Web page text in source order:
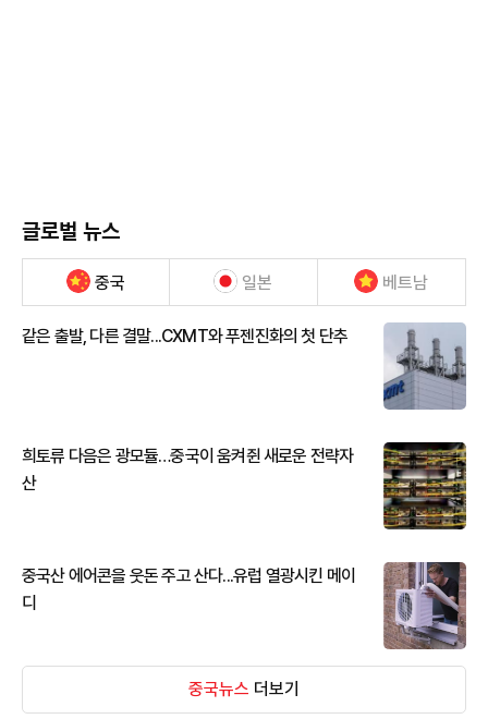
글로벌 뉴스
중국 일본 베트남
같은 출발, 다른 결말...CXMT와 푸젠진화의 첫 단추
희토류 다음은 광모듈…중국이 움켜쥔 새로운 전략자
산
중국산 에어콘을 웃돈 주고 산다...유럽 열광시킨 메이
디
중국뉴스 더보기